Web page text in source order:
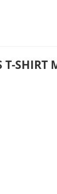
T-SHIRT